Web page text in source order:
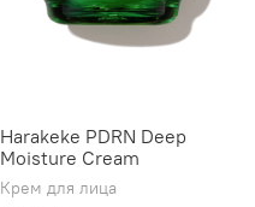
Harakeke PDRN Deep
Moisture Cream
Крем для лица